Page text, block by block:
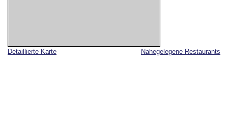
Nahegelegene Restaurants
Detaillierte Karte